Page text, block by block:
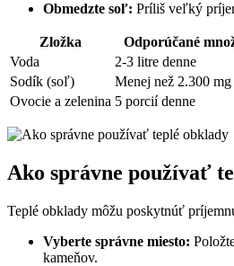
Obmedzte soľ: Príliš veľký
Zložka
Odporúčané
Voda
2-3 litre denne
Sodík (soľ)
Menej než 2.300 mg
Ovocie a zelenina 5 porcií denne
Ako správne používať
Teplé obklady môžu poskytnúť
Vyberte správne miesto:
kameňov.